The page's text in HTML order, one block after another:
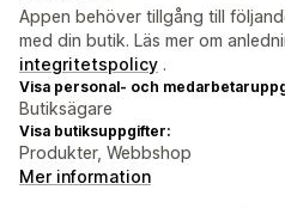
Appen behöver tillgång till
med din butik. Läs mer om
integritetspolicy .
Visa personal- och
Butiksägare
Visa butiksuppgifter:
Produkter, Webbshop
Mer information